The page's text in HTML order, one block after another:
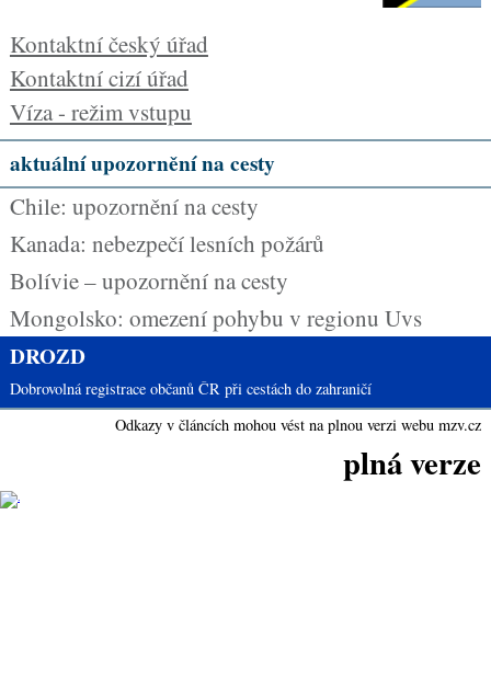
Kontaktní český úřad
Kontaktní cizí úřad
Víza - režim vstupu
aktuální upozornění na cesty
Chile: upozornění na cesty
Kanada: nebezpečí lesních požárů
Bolívie – upozornění na cesty
Mongolsko: omezení pohybu v regionu Uvs
DROZD
Dobrovolná registrace občanů ČR při cestách do zahraničí
Odkazy v článcích mohou vést na plnou verzi webu mzv.cz
plná verze